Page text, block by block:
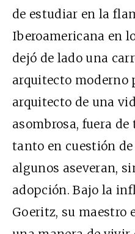
de estudiar en la
Iberoamericana en
dejó de lado una
arquitecto moderno
arquitecto de una
asombrosa, fuera
tanto en cuestión
algunos aseveran,
adopción. Bajo la
Goeritz, su maestro